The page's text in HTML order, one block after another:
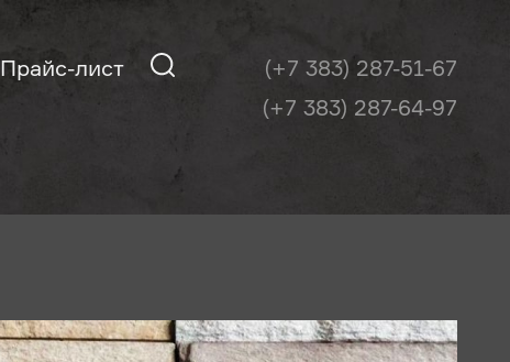
Прайс-лист
(+7 383) 287-51-67
(+7 383) 287-64-97